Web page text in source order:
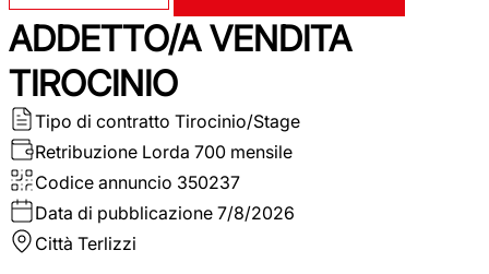
ADDETTO/A VENDITA
TIROCINIO
Tipo di contratto Tirocinio/Stage
Retribuzione Lorda 700 mensile
Codice annuncio 350237
Data di pubblicazione 7/8/2026
Città Terlizzi